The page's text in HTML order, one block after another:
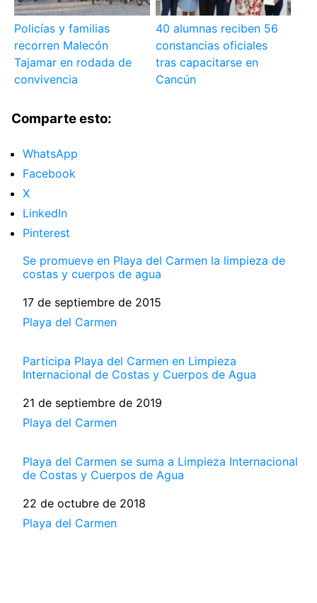
Policías y familias
recorren Malecón
Tajamar en rodada de
convivencia
40 alumnas reciben 56
constancias oficiales
tras capacitarse en
Cancún
Comparte esto:
WhatsApp
Facebook
X
LinkedIn
Pinterest
Se promueve en Playa del Carmen la limpieza de
costas y cuerpos de agua
Fecha
17 de septiembre de 2015
Respecto a
Playa del Carmen
Participa Playa del Carmen en Limpieza
Internacional de Costas y Cuerpos de Agua
Fecha
21 de septiembre de 2019
Respecto a
Playa del Carmen
Playa del Carmen se suma a Limpieza Internacional
de Costas y Cuerpos de Agua
Fecha
22 de octubre de 2018
Respecto a
Playa del Carmen